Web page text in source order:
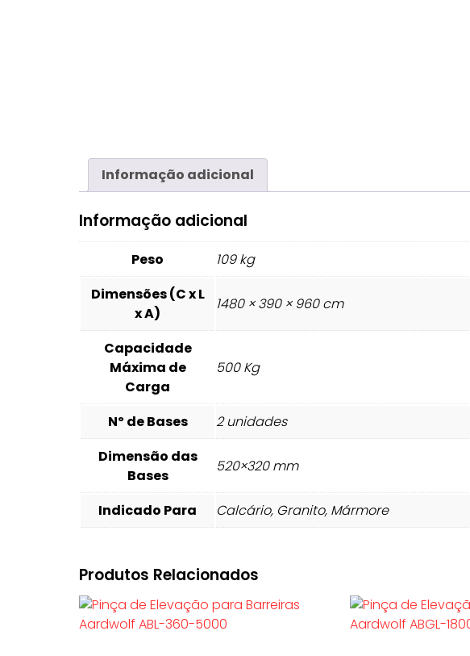
Informação adicional
Informação adicional
Peso
109 kg
Dimensões (C x L
x A)
1480 × 390 × 960 cm
Capacidade
Máxima de
Carga
500 Kg
Nº de Bases
2 unidades
Dimensão das
Bases
520×320 mm
Indicado Para Calcário, Granito, Mármore
Produtos Relacionados